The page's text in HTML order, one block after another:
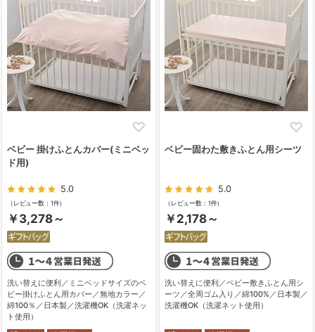
ベビー 掛けふとんカバー(ミニベッ
ド用)
5.0
（レビュー数：1件）
￥3,278～
洗い替えに便利／ミニベッドサイズのベ
ビー掛けふとん用カバー／無地カラー／
綿100％／日本製／洗濯機OK（洗濯ネッ
ト使用）
ベビー固わた敷きふとん用シーツ
5.0
（レビュー数：1件）
￥2,178～
洗い替えに便利／ベビー敷きふとん用シ
ーツ／全周ゴム入り／綿100%／日本製／
洗濯機OK（洗濯ネット使用）